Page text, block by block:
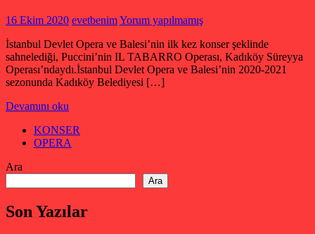
16 Ekim 2020 evetbenimYorum yapılmamış
İstanbul Devlet Opera ve Balesi’nin ilk kez konser şeklinde
sahnelediği, Puccini’nin IL TABARRO Operası, Kadıköy Süreyya
Operası’ndaydı.İstanbul Devlet Opera ve Balesi’nin 2020-2021
sezonunda Kadıköy Belediyesi […]
Devamını oku
KONSER
OPERA
Ara
Ara
Son Yazılar